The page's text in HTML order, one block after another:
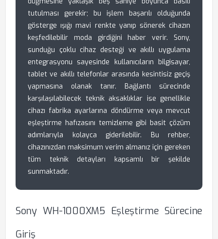
tutulması gerekir; bu işlem başarılı olduğunda
gösterge ışığı mavi renkte yanıp sönerek cihazın
keşfedilebilir moda girdiğini haber verir. Sony,
sunduğu çoklu cihaz desteği ve akıllı uygulama
entegrasyonu sayesinde kullanıcıların bilgisayar,
tablet ve akıllı telefonlar arasında kesintisiz geçiş
yapmasına olanak tanır. Bağlantı sürecinde
karşılaşılabilecek teknik aksaklıklar ise genellikle
cihazı fabrika ayarlarına döndürme veya mevcut
eşleştirme hafızasını temizleme gibi basit çözüm
adımlarıyla kolayca giderilebilir. Bu rehber,
cihazınızdan maksimum verim almanız için gereken
tüm teknik detayları kapsamlı bir şekilde
sunmaktadır.
Sony WH-1000XM5 Eşleştirme Sürecine
Giriş